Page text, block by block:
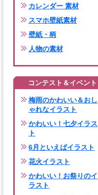
カレンダー 素材
スマホ壁紙素材
壁紙・柄
人物の素材
コンテスト＆イベント
梅雨のかわいい＆おし
ゃれなイラスト
かわいい！七夕イラス
ト
6月といえばイラスト
花火イラスト
かわいい！お祭りのイ
ラスト